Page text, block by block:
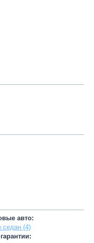
авто:
седан (4)